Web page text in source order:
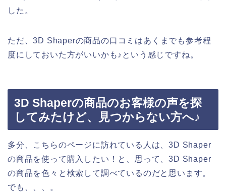
した。
ただ、3D Shaperの商品の口コミはあくまでも参考程
度にしておいた方がいいかも♪という感じですね。
3D Shaperの商品のお客様の声を探
してみたけど、見つからない方へ♪
多分、こちらのページに訪れている人は、3D Shaper
の商品を使って購入したい！と、思って、3D Shaper
の商品を色々と検索して調べているのだと思います。
でも、、、。